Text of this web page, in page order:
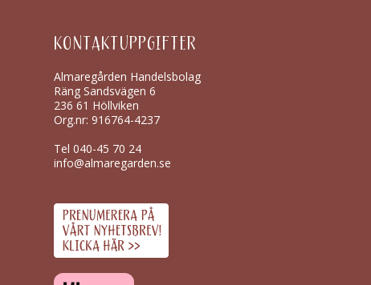
KONTAKTUPPGIFTER
Almaregården Handelsbolag
Räng Sandsvägen 6
236 61 Höllviken
Org.nr: 916764-4237
Tel040-45 70 24
info@almaregarden.se